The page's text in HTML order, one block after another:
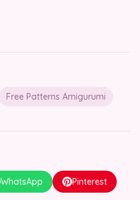
Free Patterns Amigurumi
WhatsApp Pinterest